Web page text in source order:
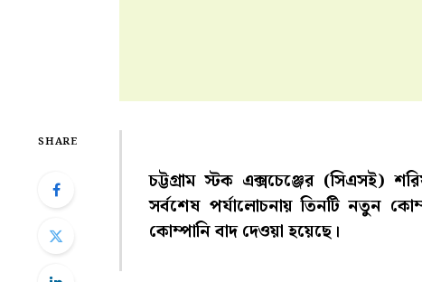
SHARE
চট্টগ্রাম স্টক এক্সচেঞ্জের (সিএসই)
সর্বশেষ পর্যালোচনায় তিনটি নতুন
কোম্পানি বাদ দেওয়া হয়েছে।